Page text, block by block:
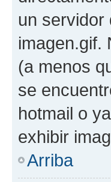
un servidor
imagen.gif.
(a menos
se
hotmail o
exhibir
Arriba